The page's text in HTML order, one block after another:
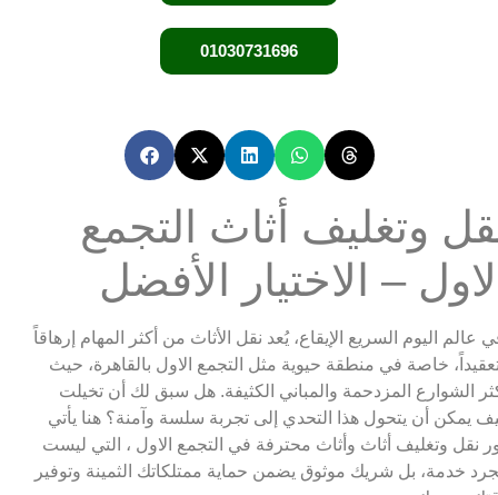
01030731696
وتغليف أثاث التجمع
– الاختيار الأفضل
عالم اليوم السريع الإيقاع، يُعد نقل الأثاث من أكثر المهام إرهاقاً
خاصة في منطقة حيوية مثل التجمع الاول بالقاهرة، حيث
الشوارع المزدحمة والمباني الكثيفة. هل سبق لك أن تخيلت
يمكن أن يتحول هذا التحدي إلى تجربة سلسة وآمنة؟ هنا يأتي
نقل وتغليف أثاث وأثاث محترفة في التجمع الاول ، التي ليست
خدمة، بل شريك موثوق يضمن حماية ممتلكاتك الثمينة وتوفير